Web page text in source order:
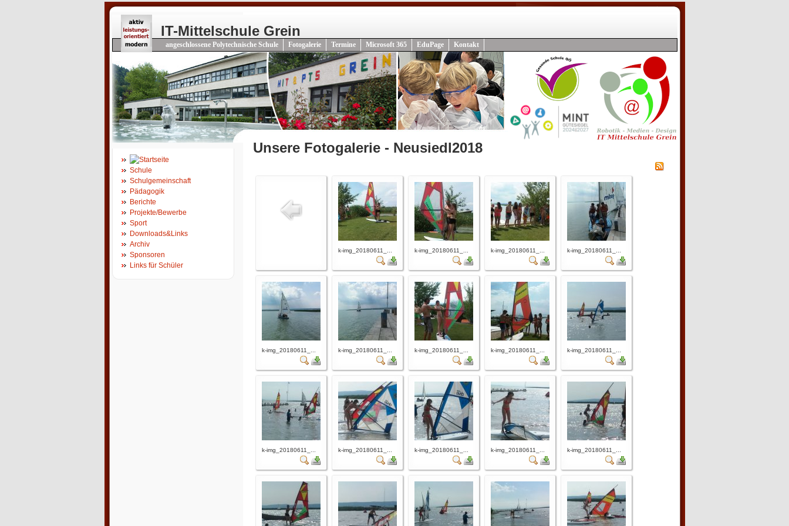
IT-Mittelschule Grein
angeschlossene Polytechnische Schule Fotogalerie Termine Microsoft 365 EduPage Kontakt
Schule
Schulgemeinschaft
Pädagogik
Berichte
Projekte/Bewerbe
Sport
Downloads&Links
Archiv
Sponsoren
Links für Schüler
Unsere Fotogalerie - Neusiedl2018
k-img_20180611_... k-img_20180611_... k-img_20180611_... k-img_20180611_...
k-img_20180611_... k-img_20180611_... k-img_20180611_... k-img_20180611_... k-img_20180611_...
k-img_20180611_... k-img_20180611_... k-img_20180611_... k-img_20180611_... k-img_20180611_...